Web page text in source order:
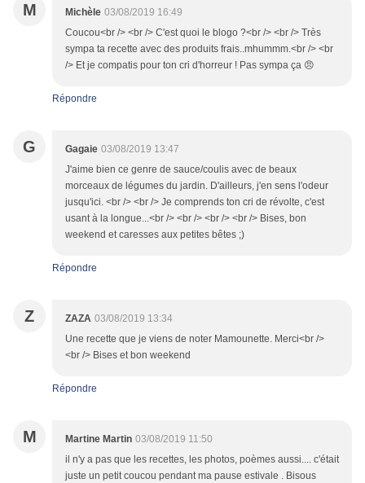
M Michèle 03/08/2019 16:49
Coucou<br /> <br /> C'est quoi le blogo ?<br /> <br /> Très
sympa ta recette avec des produits frais..mhummm.<br /> <br
/> Et je compatis pour ton cri d'horreur ! Pas sympa ça 😠
Répondre
G Gagaie 03/08/2019 13:47
J'aime bien ce genre de sauce/coulis avec de beaux
morceaux de légumes du jardin. D'ailleurs, j'en sens l'odeur
jusqu'ici. <br /> <br /> Je comprends ton cri de révolte, c'est
usant à la longue...<br /> <br /> <br /> <br /> Bises, bon
weekend et caresses aux petites bêtes ;)
Répondre
Z ZAZA 03/08/2019 13:34
Une recette que je viens de noter Mamounette. Merci<br />
<br /> Bises et bon weekend
Répondre
M Martine Martin 03/08/2019 11:50
il n'y a pas que les recettes, les photos, poèmes aussi.... c'était
juste un petit coucou pendant ma pause estivale . Bisous